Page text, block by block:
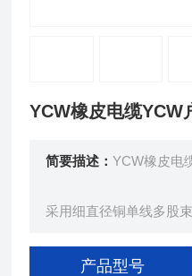
YCW橡皮电缆YCW
简要描述：YCW橡皮电
采用细直径铜单线多股
产品型号